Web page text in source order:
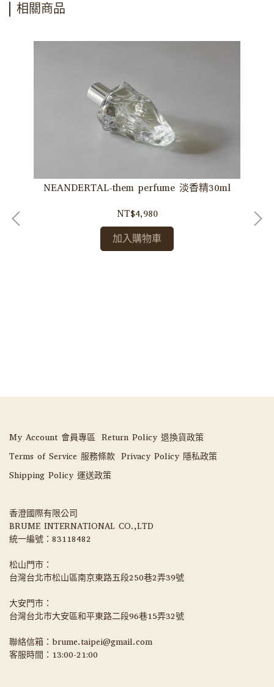
相關商品
NEANDERTAL-them perfume 淡香精30ml
NT$4,980
加入購物車
My Account 會員專區 Return Policy 退換貨政策
Terms of Service 服務條款 Privacy Policy 隱私政策
Shipping Policy 運送政策
香澄國際有限公司
BRUME INTERNATIONAL CO.,LTD
統一編號：83118482
松山門市：
台灣台北市松山區南京東路五段250巷2弄39號
大安門市：
台灣台北市大安區和平東路二段96巷15弄32號
聯絡信箱：brume.taipei@gmail.com
客服時間：13:00-21:00